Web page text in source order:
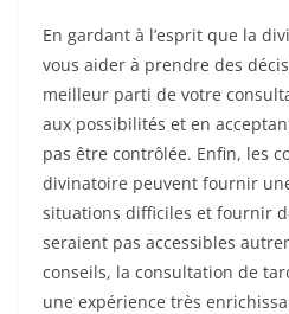
En gardant à l’esprit que la
vous aider à prendre des
meilleur parti de votre
aux possibilités et en
pas être contrôlée. Enfin, les
divinatoire peuvent fournir
situations difficiles et fournir
seraient pas accessibles
conseils, la consultation de
une expérience très